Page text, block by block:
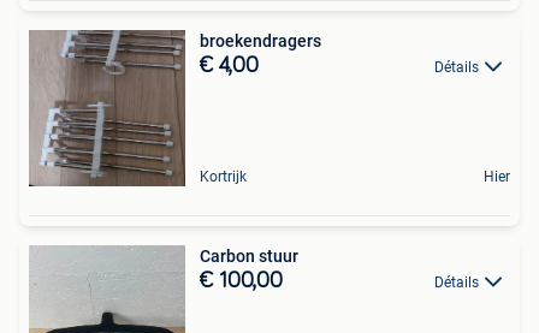
broekendragers
€ 4,00 Détails
Kortrijk Hier
Carbon stuur
€ 100,00 Détails